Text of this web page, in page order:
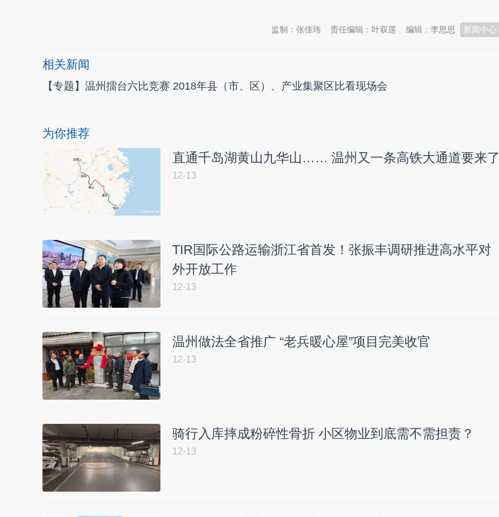
新闻中心
编辑：李思思
责任编辑：叶双莲
监制：张佳玮
相关新闻
【专题】温州擂台六比竞赛 2018年县（市、区）、产业集聚区比看现场会
为你推荐
直通千岛湖黄山九华山…… 温州又一条高铁大通道要来了
12-13
TIR国际公路运输浙江省首发！张振丰调研推进高水平对
外开放工作
12-13
温州做法全省推广 “老兵暖心屋”项目完美收官
12-13
骑行入库摔成粉碎性骨折 小区物业到底需不需担责？
12-13